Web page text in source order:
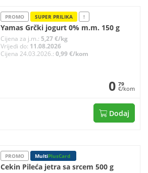
PROMO SUPER PRILIKA !
Yamas Grčki jogurt 0% m.m. 150 g
Cijena za j.m.: 5,27 €/kg
Vrijedi do: 11.08.2026
Cijena 24.03.2026.: 0,99 €/kom
0 79
€/kom
Dodaj
PROMO MultiPlusCard
Cekin Pileća jetra sa srcem 500 g